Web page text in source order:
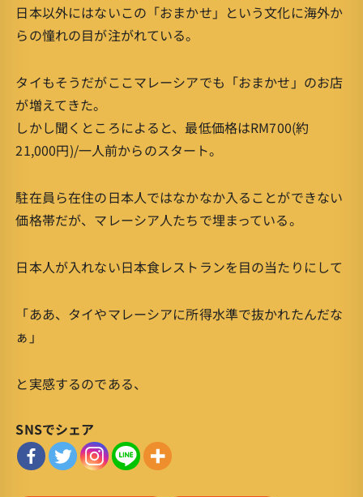
日本以外にはないこの「おまかせ」という文化に海外か
らの憧れの目が注がれている。
タイもそうだがここマレーシアでも「おまかせ」のお店
が増えてきた。
しかし聞くところによると、最低価格はRM700(約
21,000円)/一人前からのスタート。
駐在員ら在住の日本人ではなかなか入ることができない
価格帯だが、マレーシア人たちで埋まっている。
日本人が入れない日本食レストランを目の当たりにして
「ああ、タイやマレーシアに所得水準で抜かれたんだな
ぁ」
と実感するのである、
SNSでシェア